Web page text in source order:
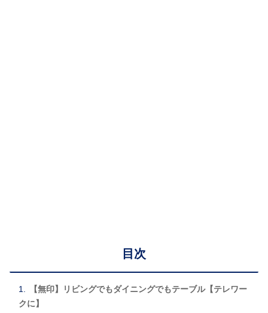
目次
【無印】リビングでもダイニングでもテーブル【テレワー
クに】